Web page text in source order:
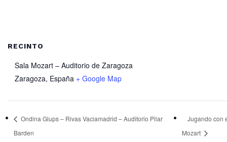
RECINTO
Sala Mozart – Auditorio de Zaragoza
Zaragoza, España + Google Map
Ondina Glups – Rivas Vaciamadrid – Auditorio Pilar
Barden
Jugando con
Mozart